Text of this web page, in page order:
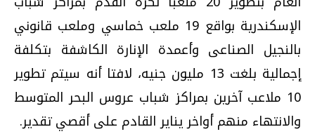
الإسكندرية بواقع 19 ملعب خماسي وملعب قانوني
بالنجيل الصناعى وأعمدة الإنارة الكاشفة بتكلفة
إجمالية بلغت 13 مليون جنيه، لافتا أنه سيتم تطوير
10 ملاعب آخرين بمراكز شباب عروس البحر المتوسط
والانتهاء منهم أواخر يناير القادم على أقصي تقدير.